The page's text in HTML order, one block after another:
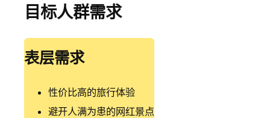
目标人群需求
表层需求
性价比高的旅行体验
避开人满为患的网红景点